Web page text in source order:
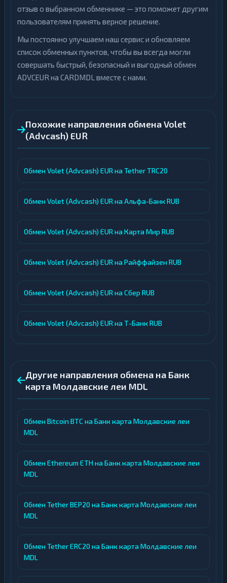
отзыв о выбранном обменнике — это поможет другим
пользователям принять верное решение.
Мы постоянно улучшаем наш сервис и обновляем
список обменных пунктов, чтобы вы всегда могли
совершать быстрый, безопасный и выгодный обмен
ADVCEUR на CARDMDL вместе с нами.
Похожие направления обмена Volet
(Advcash) EUR
Обмен Volet (Advcash) EUR на Tether TRC20
Обмен Volet (Advcash) EUR на Альфа-Банк RUB
Обмен Volet (Advcash) EUR на Карта Мир RUB
Обмен Volet (Advcash) EUR на Райффайзен RUB
Обмен Volet (Advcash) EUR на Сбер RUB
Обмен Volet (Advcash) EUR на Т-Банк RUB
Другие направления обмена на Банк
карта Молдавские леи MDL
Обмен Bitcoin BTC на Банк карта Молдавские леи
MDL
Обмен Ethereum ETH на Банк карта Молдавские леи
MDL
Обмен Tether BEP20 на Банк карта Молдавские леи
MDL
Обмен Tether ERC20 на Банк карта Молдавские леи
MDL